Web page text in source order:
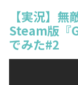
【実況】
Steam版『
でみた#2